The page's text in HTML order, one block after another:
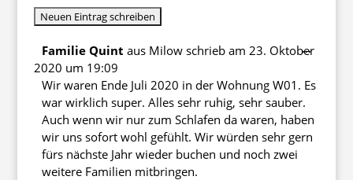
Familie Quint aus Milow schrieb am 23. Oktober
2020 um 19:09
Wir waren Ende Juli 2020 in der Wohnung W01. Es
war wirklich super. Alles sehr ruhig, sehr sauber.
Auch wenn wir nur zum Schlafen da waren, haben
wir uns sofort wohl gefühlt. Wir würden sehr gern
fürs nächste Jahr wieder buchen und noch zwei
weitere Familien mitbringen.
...Diese